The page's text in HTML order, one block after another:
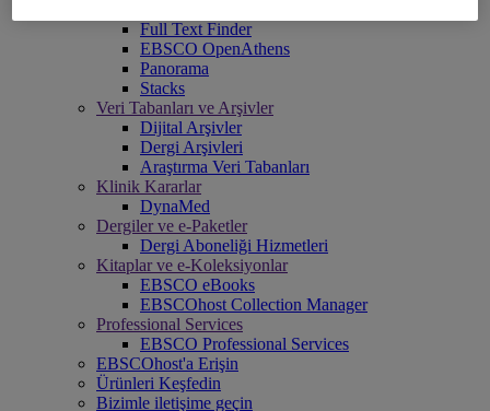
Full Text Finder
EBSCO OpenAthens
Panorama
Stacks
Veri Tabanları ve Arşivler
Dijital Arşivler
Dergi Arşivleri
Araştırma Veri Tabanları
Klinik Kararlar
DynaMed
Dergiler ve e-Paketler
Dergi Aboneliği Hizmetleri
Kitaplar ve e-Koleksiyonlar
EBSCO eBooks
EBSCOhost Collection Manager
Professional Services
EBSCO Professional Services
EBSCOhost'a Erişin
Ürünleri Keşfedin
Bizimle iletişime geçin